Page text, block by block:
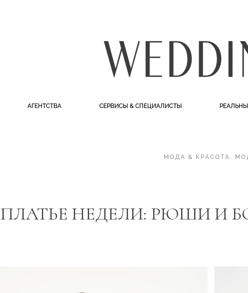
АГЕНТСТВА СЕРВИСЫ & СПЕЦИАЛИСТЫ
МОДА & КРАСОТА.
ПЛАТЬЕ НЕДЕЛИ: РЮШИ И